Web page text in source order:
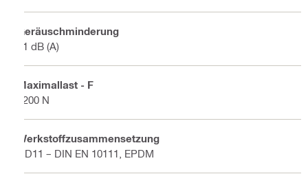
Geräuschminderung
11 dB (A)
Maximallast - F
1200 N
Werkstoffzusammensetzung
DD11 – DIN EN 10111, EPDM